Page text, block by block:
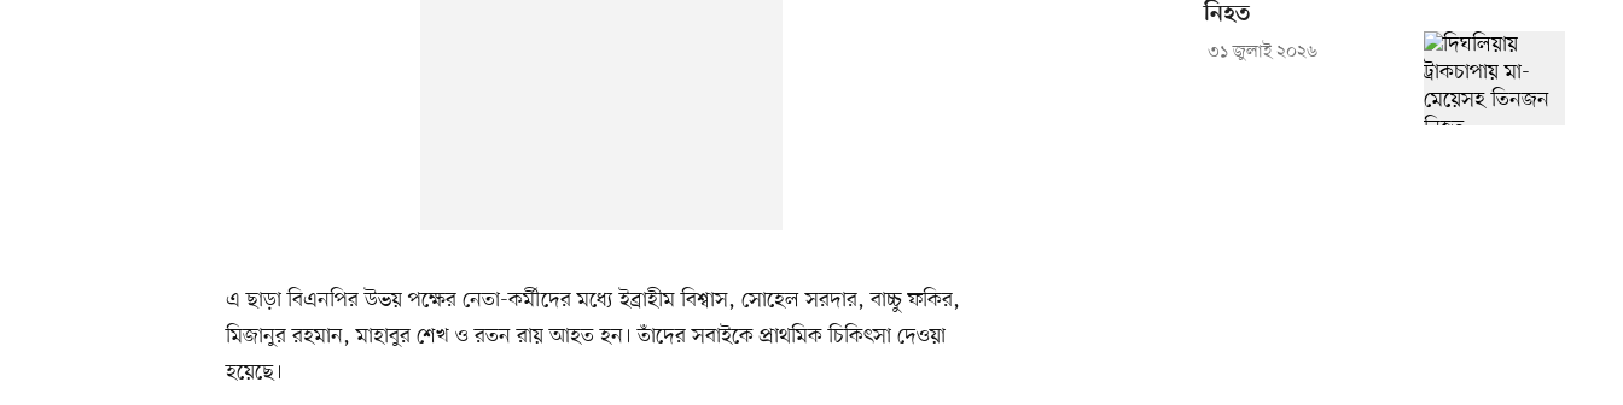
এ ছাড়া বিএনপির উভয় পক্ষের নেতা-কর্মীদের মধ্যে ইব্রাহীম বিশ্বাস, সোহেল সরদার, বাচ্চু ফকির,
মিজানুর রহমান, মাহাবুর শেখ ও রতন রায় আহত হন। তাঁদের সবাইকে প্রাথমিক চিকিৎসা দেওয়া
হয়েছে।
নিহত
৩১ জুলাই ২০২৬